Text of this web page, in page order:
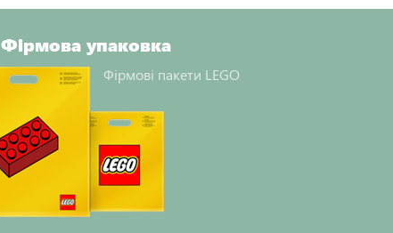
Фірмова упаковка
Фірмові пакети LEGO